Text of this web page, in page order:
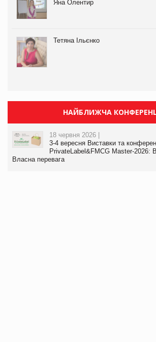
Яна Олентир
Тетяна Ільєнко
НАЙБЛИЖЧА
18 червня 2026 |
3-4 вересня Виставки та
PrivateLabel&FMCG Master-2026:
Власна перевага